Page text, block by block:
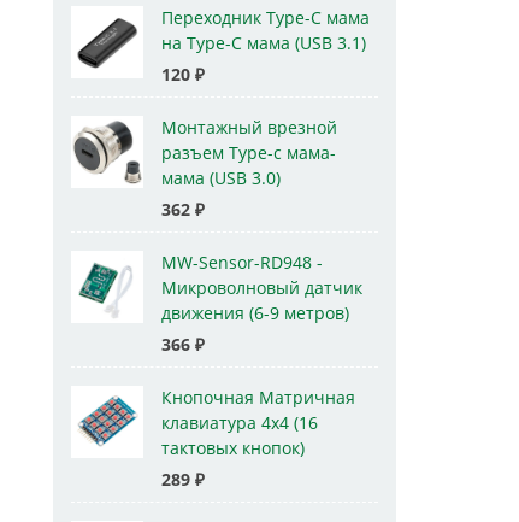
Переходник Type-C мама
на Type-C мама (USB 3.1)
120 ₽
Монтажный врезной
разъем Type-c мама-
мама (USB 3.0)
362 ₽
MW-Sensor-RD948 -
Микроволновый датчик
движения (6-9 метров)
366 ₽
Кнопочная Матричная
клавиатура 4x4 (16
тактовых кнопок)
289 ₽